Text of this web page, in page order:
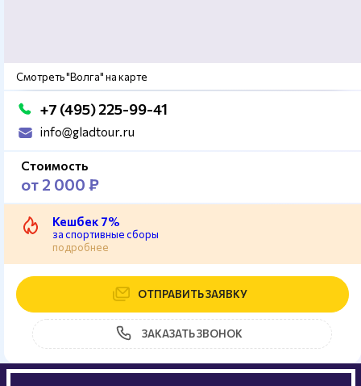
Смотреть "Волга" на карте
+7 (495) 225-99-41
info@gladtour.ru
Стоимость
от 2 000 ₽
Кешбек 7%
за спортивные сборы
подробнее
ОТПРАВИТЬ ЗАЯВКУ
ЗАКАЗАТЬ ЗВОНОК